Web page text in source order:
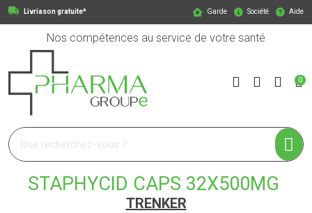
Livriason gratuite* Garde Société Aide
Nos compétences au service de votre santé
Pharmagroupe Votre pharmacie en ligne à votre service
0
STAPHYCID CAPS 32X500MG
TRENKER